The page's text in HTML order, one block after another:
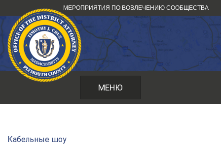
к
содержанию
МЕРОПРИЯТИЯ ПО ВОВЛЕЧЕНИЮ СООБЩЕСТВА
МЕНЮ
Кабельные шоу